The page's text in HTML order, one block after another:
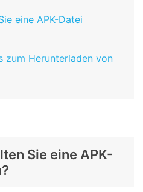
eine APK-Datei
zum Herunterladen von
Sie eine APK-